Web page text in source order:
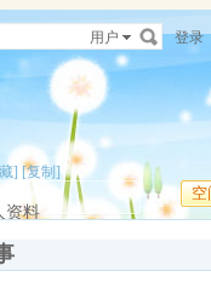
用户 登录
] [复制]
空
资料